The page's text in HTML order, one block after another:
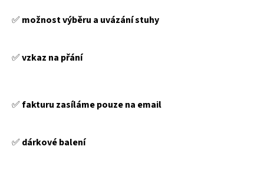
✅️ možnost výběru a uvázání stuhy
✅️vzkaz na přání
✅️fakturu zasíláme pouze na email
✅️ dárkové balení